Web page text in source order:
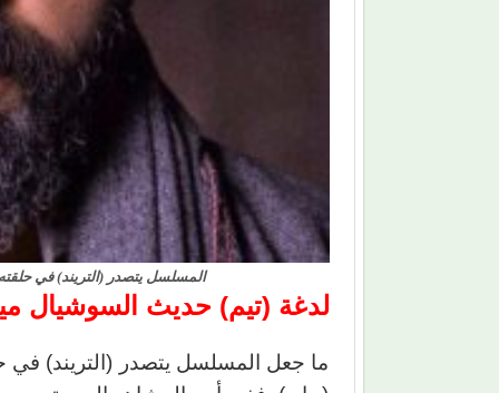
المسلسل يتصدر (التريند) في
لدغة (تيم) حديث السوشيال
ما جعل المسلسل يتصدر (التريند)